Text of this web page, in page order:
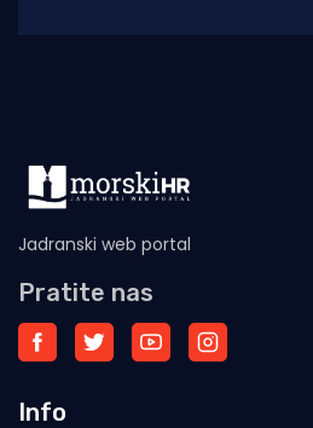
Jadranski web portal
Pratite nas
Info